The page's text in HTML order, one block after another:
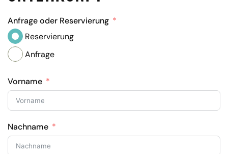
Anfrage oder Reservierung
Reservierung
Anfrage
Vorname
Nachname